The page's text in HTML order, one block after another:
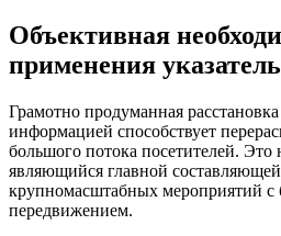
Объективная
применения
Грамотно продуманная
информацией способствует
большого потока посетителей.
являющийся главной
крупномасштабных мероприятий
передвижением.